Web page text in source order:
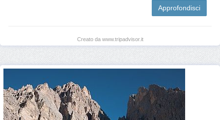
Approfondisci
Creato da www.tripadvisor.it